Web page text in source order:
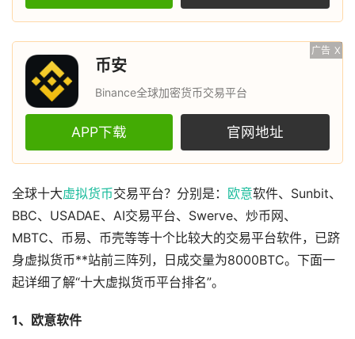
广告 X
币安
Binance全球加密货币交易平台
APP下载 官网地址
全球十大虚拟货币交易平台？分别是： 欧意软件、Sunbit、
BBC、USADAE、AI交易平台、Swerve、炒币网、
MBTC、币易、币壳等等十个比较大的交易平台软件，已跻
身虚拟货币**站前三阵列，日成交量为8000BTC。下面一
起详细了解“十大虚拟货币平台排名”。
1、欧意软件